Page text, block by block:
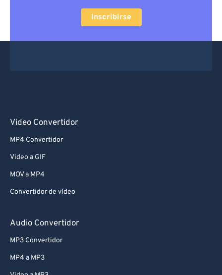
Inscribirse
Video Convertidor
MP4 Convertidor
Video a GIF
MOV a MP4
Convertidor de vídeo
Audio Convertidor
MP3 Convertidor
MP4 a MP3